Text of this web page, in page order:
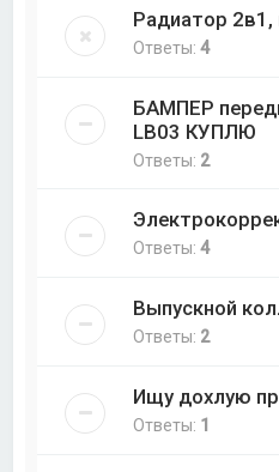
Радиатор
Ответы:4
БАМПЕР
LB03 КУПЛЮ
Ответы: 2
Ответы:4
Выпускной
Ответы: 2
Ищу дохлую
Ответы: 1